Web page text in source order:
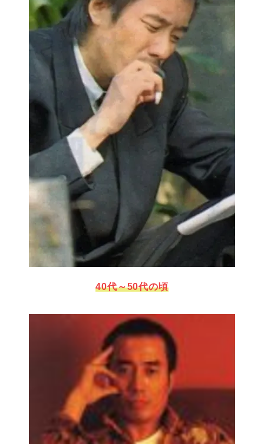
40代～50代の頃